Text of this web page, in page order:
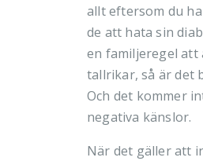
allt eftersom du
de att hata sin
en familjeregel att
tallrikar, så är det
Och det kommer
negativa känslor.
När det gäller att